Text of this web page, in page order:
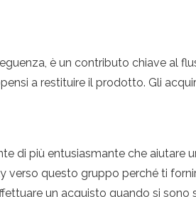
è un contributo chiave al
a restituire il prodotto. Gli
di più entusiasmante che aiutare
questo gruppo perché ti
un acquisto quando si sono